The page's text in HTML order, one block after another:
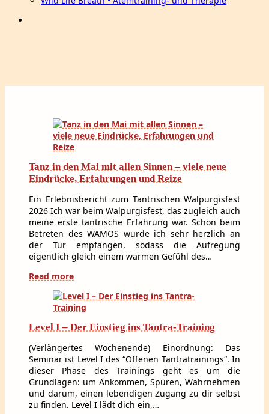
Tanz in den Mai mit allen Sinnen – viele neue
Eindrücke, Erfahrungen und Reize
Ein Erlebnisbericht zum Tantrischen Walpurgisfest
2026 Ich war beim Walpurgisfest, das zugleich auch
meine erste tantrische Erfahrung war. Schon beim
Betreten des WAMOS wurde ich sehr herzlich an
der Tür empfangen, sodass die Aufregung
eigentlich gleich einem warmen Gefühl des…
Read more
Level I – Der Einstieg ins Tantra-Training
(Verlängertes Wochenende) Einordnung: Das
Seminar ist Level I des “Offenen Tantratrainings“. In
dieser Phase des Trainings geht es um die
Grundlagen: um Ankommen, Spüren, Wahrnehmen
und darum, einen lebendigen Zugang zu dir selbst
zu finden. Level I lädt dich ein,…